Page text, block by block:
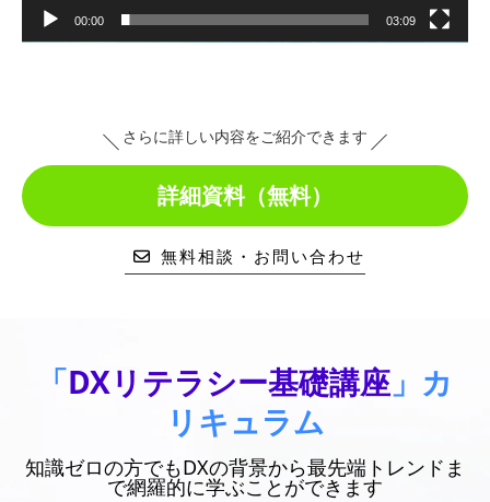
00:00 03:09
さらに詳しい内容をご紹介できます
詳細資料（無料）
無料相談・お問い合わせ
「DXリテラシー基礎講座 」カ
リキュラム
知識ゼロの方でもDXの背景から最先端トレンドま
で網羅的に学ぶことができます